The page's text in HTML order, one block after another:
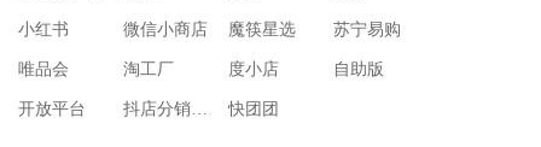
小红书 微信小商店 魔筷星选 苏宁易购
唯品会 淘工厂 度小店 自助版
开放平台 抖店分销代发 快团团